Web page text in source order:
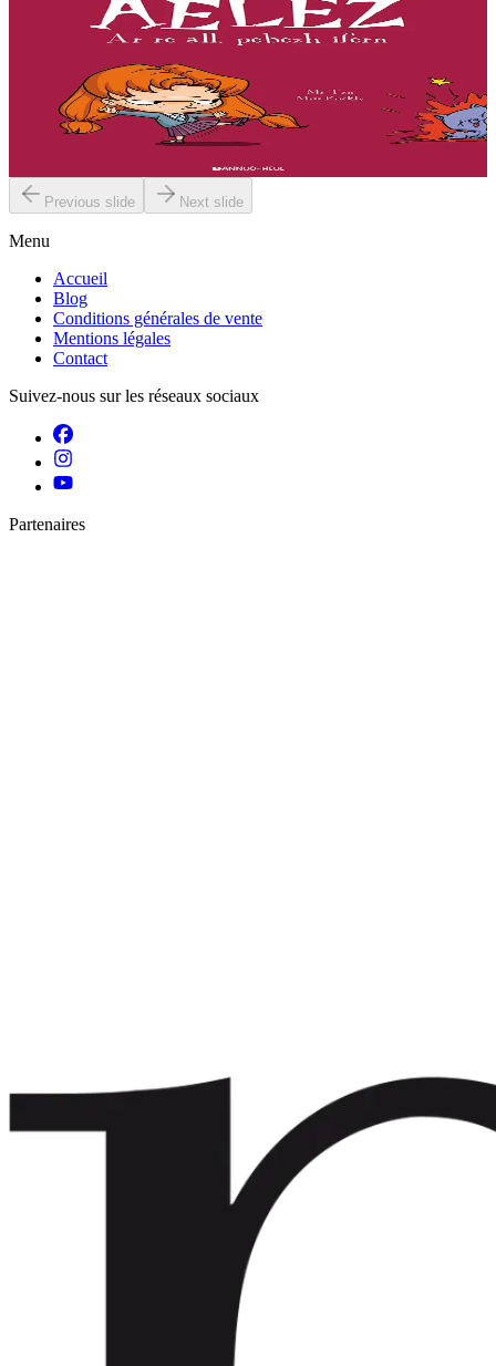
L'enfer, c'est les autres
« Que ce soit pour faire enrager mes parents, torturer mon stupide
chat, lutter contre Jade et ses copines ou briser le coeur de
Geoffroy... j'ai toujours une idée intéressante !...
Previous slide Next slide
Menu
Accueil
Blog
Conditions générales de vente
Mentions légales
Contact
Suivez-nous sur les réseaux sociaux
Partenaires